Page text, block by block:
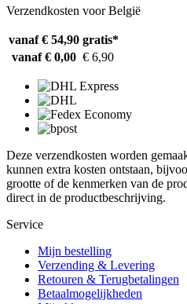
Verzendkosten voor België
vanaf € 54,90 gratis*
vanaf € 0,00 € 6,90
Deze verzendkosten worden
kunnen extra kosten ontstaan,
grootte of de kenmerken van de
direct in de productbeschrijving.
Service
Mijn bestelling
Verzending & Levering
Retouren & Terugbetalingen
Betaalmogelijkheden